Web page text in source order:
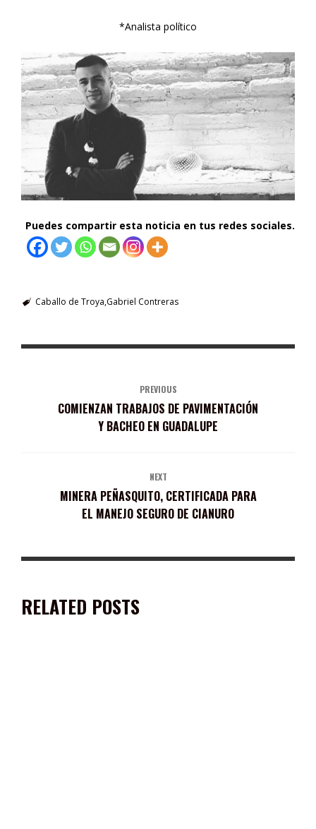
*Analista político
Puedes compartir esta noticia en tus redes sociales.
Caballo de Troya Gabriel Contreras
PREVIOUS
COMIENZAN TRABAJOS DE PAVIMENTACIÓN
Y BACHEO EN GUADALUPE
NEXT
MINERA PEÑASQUITO, CERTIFICADA PARA
EL MANEJO SEGURO DE CIANURO
RELATED POSTS